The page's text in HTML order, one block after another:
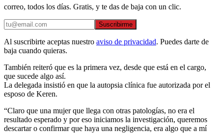
correo, todos los días. Gratis, y te das de baja con un clic.
Suscribirme
Al suscribirte aceptas nuestro aviso de privacidad. Puedes darte de
baja cuando quieras.
También reiteró que es la primera vez, desde que está en el cargo,
que sucede algo así.
La delegada insistió en que la autopsia clínica fue autorizada por el
esposo de Keren.
“Claro que una mujer que llega con otras patologías, no era el
resultado esperado y por eso iniciamos la investigación, queremos
descartar o confirmar que haya una negligencia, era algo que a mí